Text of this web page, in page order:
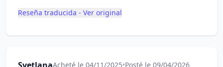
Reseña traducida - Ver original
Acheté le 04/11/2025•Posté le 09/04/2026